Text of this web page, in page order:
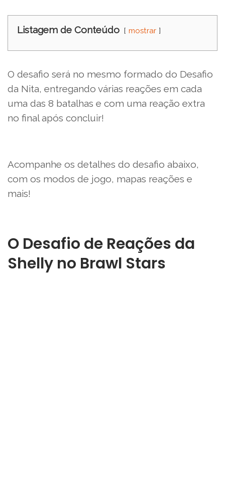
Listagem de Conteúdo mostrar
O desafio será no mesmo formado do Desafio
da Nita, entregando várias reações em cada
uma das 8 batalhas e com uma reação extra
no final após concluir!
Acompanhe os detalhes do desafio abaixo,
com os modos de jogo, mapas reações e
mais!
O Desafio de Reações da
Shelly no Brawl Stars